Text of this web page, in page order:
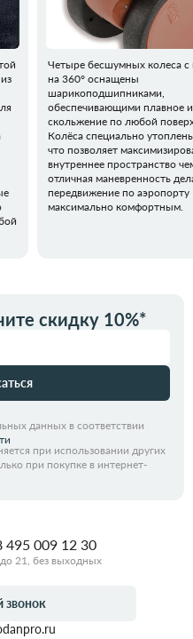
Четыре бесшумных колеса
на 360° оснащены
шарикоподшипниками,
обеспечивающими плавное и
скольжение по любой
Колёса специально
что позволяет
внутреннее пространство
отличная маневренность
передвижение по аэропорту
максимально комфортным.
скидку 10%*
данных в соответствии
при использовании других
при покупке в интернет-
495 009 12 30
21, без выходных
звонок